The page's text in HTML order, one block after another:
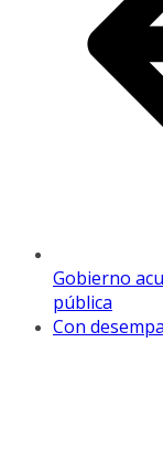
Gobierno
pública
Con